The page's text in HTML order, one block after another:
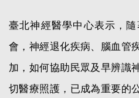
臺北神經醫學中心表示，
會，神經退化疾病、腦血管
加，如何協助民眾及早辨識
切醫療照護，已成為重要的